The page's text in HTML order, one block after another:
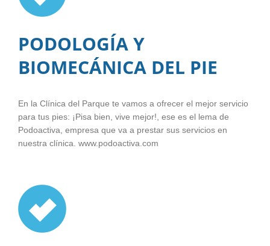
PODOLOGÍA Y
BIOMECÁNICA DEL PIE
En la Clínica del Parque te vamos a ofrecer el mejor servicio
para tus pies: ¡Pisa bien, vive mejor!, ese es el lema de
Podoactiva, empresa que va a prestar sus servicios en
nuestra clínica. www.podoactiva.com